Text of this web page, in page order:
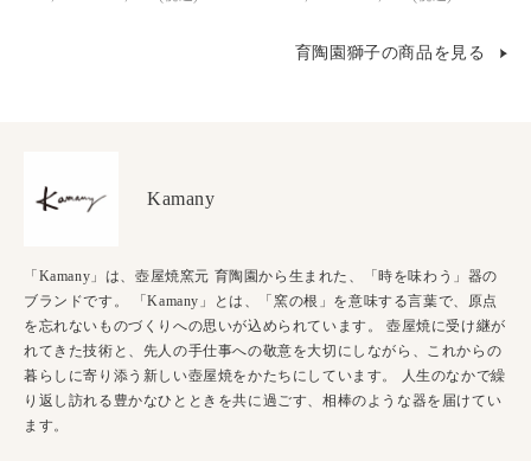
育陶園獅子の商品を見る
Kamany
「Kamany」は、壺屋焼窯元 育陶園から生まれた、「時を味わう」器の
ブランドです。 「Kamany」とは、「窯の根」を意味する言葉で、原点
を忘れないものづくりへの思いが込められています。 壺屋焼に受け継が
れてきた技術と、先人の手仕事への敬意を大切にしながら、これからの
暮らしに寄り添う新しい壺屋焼をかたちにしています。 人生のなかで繰
り返し訪れる豊かなひとときを共に過ごす、相棒のような器を届けてい
ます。